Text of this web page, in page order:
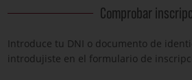
Comprobar
Introduce tu DNI o documento de
introdujiste en el formulario de